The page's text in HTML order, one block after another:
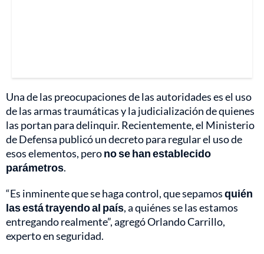
Una de las preocupaciones de las autoridades es el uso
de las armas traumáticas y la judicialización de quienes
las portan para delinquir. Recientemente, el Ministerio
de Defensa publicó un decreto para regular el uso de
esos elementos, perono se han establecido
parámetros.
“Es inminente que se haga control, que sepamosquién
las está trayendo al país, a quiénes se las estamos
entregando realmente”, agregó Orlando Carrillo,
experto en seguridad.